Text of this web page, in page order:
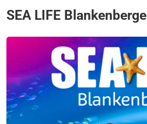
SEA LIFE Blankenberge